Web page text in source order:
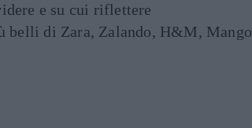
e su cui riflettere
belli di Zara, Zalando, H&M, Mango